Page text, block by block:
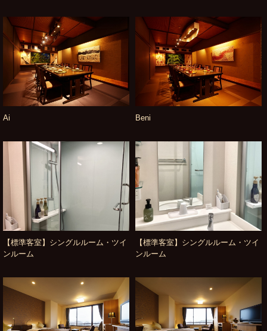
Ai Beni
【標準客室】シングルルーム・ツイ
ンルーム
【標準客室】シングルルーム・ツイ
ンルーム